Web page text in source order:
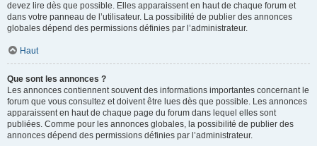
devez lire dès que possible. Elles apparaissent en haut de chaque forum et
dans votre panneau de l’utilisateur. La possibilité de publier des annonces
globales dépend des permissions définies par l’administrateur.
Haut
Que sont les annonces ?
Les annonces contiennent souvent des informations importantes concernant le
forum que vous consultez et doivent être lues dès que possible. Les annonces
apparaissent en haut de chaque page du forum dans lequel elles sont
publiées. Comme pour les annonces globales, la possibilité de publier des
annonces dépend des permissions définies par l’administrateur.